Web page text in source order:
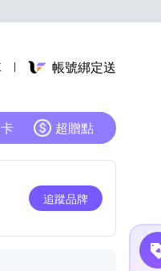
帳號綁定送
超贈點
追蹤品牌